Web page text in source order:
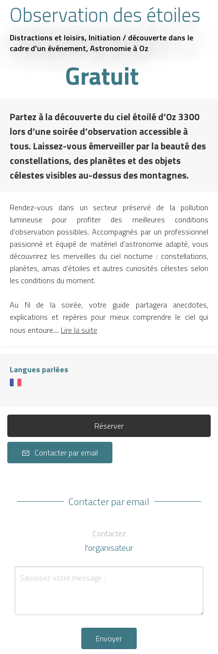
Observation des étoiles
Distractions et loisirs, Initiation / découverte dans le
cadre d'un événement, Astronomie à Oz
Gratuit
Partez à la découverte du ciel étoilé d’Oz 3300
lors d’une soirée d’observation accessible à
tous. Laissez-vous émerveiller par la beauté des
constellations, des planètes et des objets
célestes visibles au-dessus des montagnes.
Rendez-vous dans un secteur préservé de la pollution
lumineuse pour profiter des meilleures conditions
d’observation possibles. Accompagnés par un professionnel
passionné et équipé de matériel d’astronomie adapté, vous
découvrirez les merveilles du ciel nocturne : constellations,
planètes, amas d’étoiles et autres curiosités célestes selon
les conditions du moment.
Au fil de la soirée, votre guide partagera anecdotes,
explications et repères pour mieux comprendre le ciel qui
nous entoure.... Lire la suite
Langues parlées
Réserver
Contacter par email
Contacter par email
Contactez
l'organisateur
Envoyer